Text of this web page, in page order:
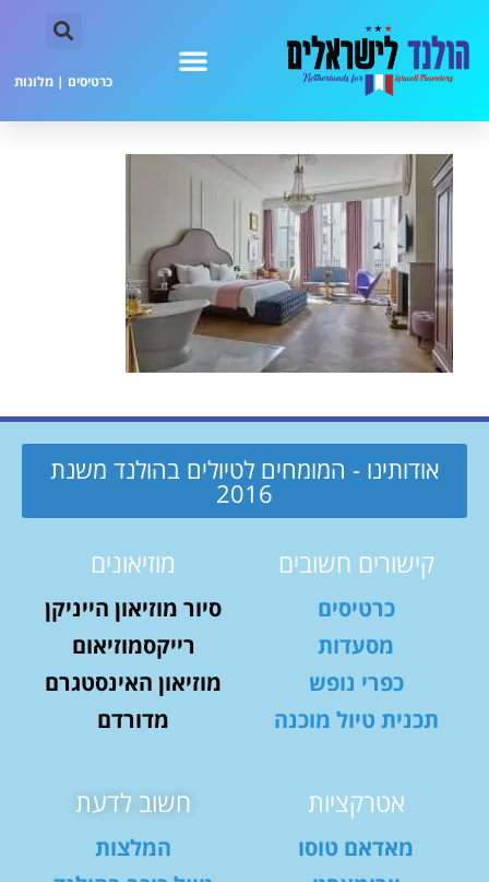
כרטיסים | מלונות
אודותינו - המומחים לטיולים בהולנד משנת
2016
קישורים חשובים
כרטיסים
מסעדות
כפרי נופש
תכנית טיול מוכנה
מוזיאונים
סיור מוזיאון הייניקן
רייקסמוזיאום
מוזיאון האינסטגרם
מדורדם
אטרקציות
מאדאם טוסו
חשוב לדעת
המלצות